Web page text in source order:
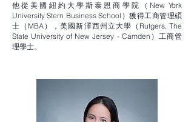
他從美國紐約⼤學斯泰恩商學院（New York
University Stern Business School）獲得工商管理碩
⼠（MBA），美國新澤⻄州立大學（Rutgers, The
State University of New Jersey - Camden）工商管
理學士。